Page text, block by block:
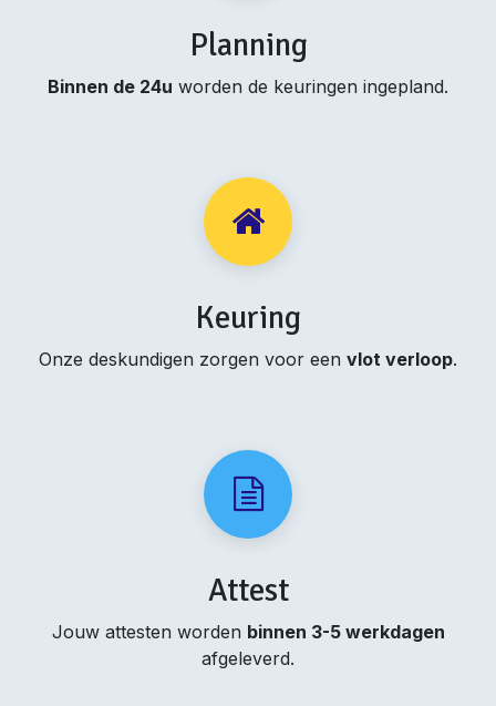
Planning
Binnen de 24u worden de keuringen ingepland.
Keuring
Onze deskundigen zorgen voor een vlot verloop.
Attest
Jouw attesten worden binnen 3-5 werkdagen
afgeleverd.